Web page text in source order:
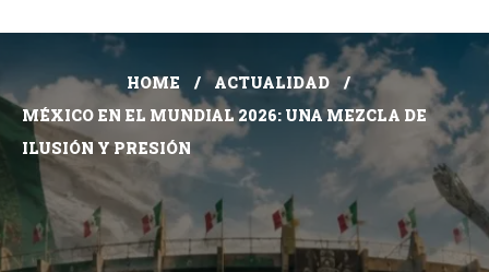
HOME
ACTUALIDAD
MÉXICO EN EL MUNDIAL 2026: UNA MEZCLA DE
ILUSIÓN Y PRESIÓN